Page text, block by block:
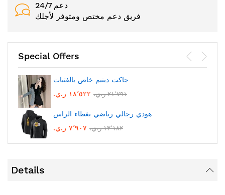
24/7 دعم
فريق دعم مختص ومتوفر لأجلك
Special Offers
جاكت دينيم خاص بالفتيات
١٨٬٥٢٢ ر.ي.‏
٢١٬٧٩١ ر.ي.‏
هودي رجالي رياضي بغطاء الراس
٧٬٩٠٧ ر.ي.‏
١٣٬١٨٢ ر.ي.‏
Details